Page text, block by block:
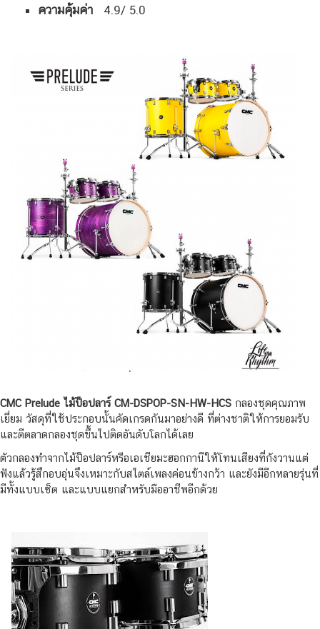
ความคุ้มค่า4.9/ 5.0
CMC Prelude ไม้ป็อปลาร์ CM-DSPOP-SN-HW-HCS กลองชุดคุณภาพ
เยี่ยม วัสดุที่ใช้ประกอบนั้นคัดเกรดกันมาอย่างดี ที่ต่างชาติให้การยอมรับ
และตีตลาดกลองชุดขึ้นไปติดอันดับโลกได้เลย
ตัวกลองทำจากไม้ป็อปลาร์หรือเอเชียมะฮอกกานีให้โทนเสียงที่กังวานแต่
ฟังแล้วรู้สึกอบอุ่นจึงเหมาะกับสไตล์เพลงค่อนข้างกว้า และยังมีอีกหลายรุ่นที่
มีทั้งแบบเซ็ต และแบบแยกสำหรับมืออาชีพอีกด้วย